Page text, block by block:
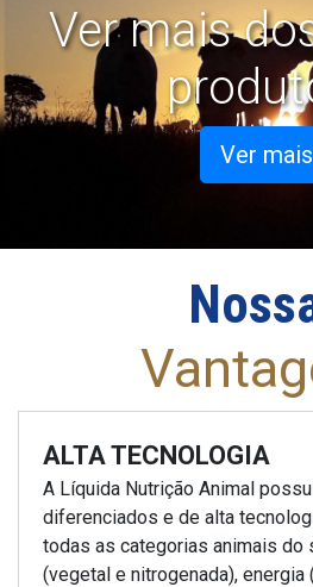
Ver mais
Ver mais
ALTA TECNOLOGIA
A Líquida Nutrição Animal
diferenciados e de alta
todas as categorias animais do
(vegetal e nitrogenada), energia